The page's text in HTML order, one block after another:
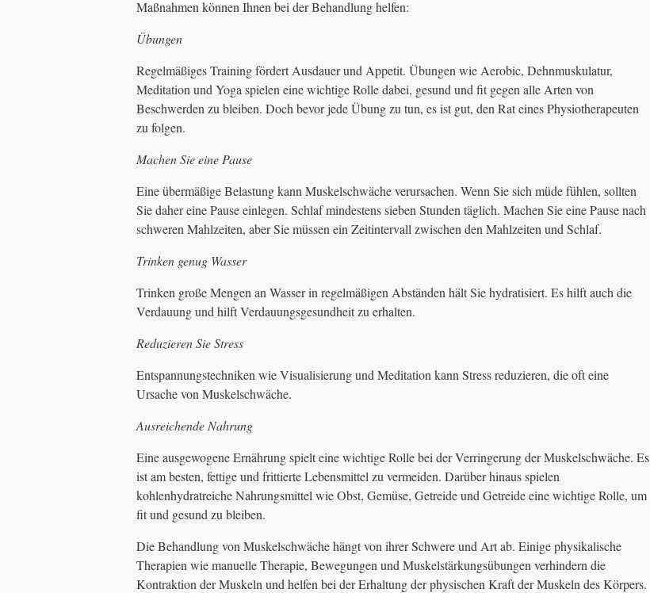
Maßnahmen können Ihnen bei der Behandlung helfen:
Übungen
Regelmäßiges Training fördert Ausdauer und Appetit. Übungen wie Aerobic, Dehnmuskulatur,
Meditation und Yoga spielen eine wichtige Rolle dabei, gesund und fit gegen alle Arten von
Beschwerden zu bleiben. Doch bevor jede Übung zu tun, es ist gut, den Rat eines Physiotherapeuten
zu folgen.
Machen Sie eine Pause
Eine übermäßige Belastung kann Muskelschwäche verursachen. Wenn Sie sich müde fühlen, sollten
Sie daher eine Pause einlegen. Schlaf mindestens sieben Stunden täglich. Machen Sie eine Pause nach
schweren Mahlzeiten, aber Sie müssen ein Zeitintervall zwischen den Mahlzeiten und Schlaf.
Trinken genug Wasser
Trinken große Mengen an Wasser in regelmäßigen Abständen hält Sie hydratisiert. Es hilft auch die
Verdauung und hilft Verdauungsgesundheit zu erhalten.
Reduzieren Sie Stress
Entspannungstechniken wie Visualisierung und Meditation kann Stress reduzieren, die oft eine
Ursache von Muskelschwäche.
Ausreichende Nahrung
Eine ausgewogene Ernährung spielt eine wichtige Rolle bei der Verringerung der Muskelschwäche. Es
ist am besten, fettige und frittierte Lebensmittel zu vermeiden. Darüber hinaus spielen
kohlenhydratreiche Nahrungsmittel wie Obst, Gemüse, Getreide und Getreide eine wichtige Rolle, um
fit und gesund zu bleiben.
Die Behandlung von Muskelschwäche hängt von ihrer Schwere und Art ab. Einige physikalische
Therapien wie manuelle Therapie, Bewegungen und Muskelstärkungsübungen verhindern die
Kontraktion der Muskeln und helfen bei der Erhaltung der physischen Kraft der Muskeln des Körpers.